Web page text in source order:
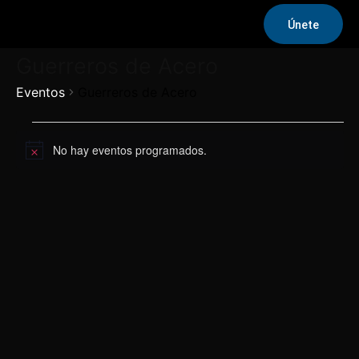
Únete
Eventos
Eventos
Aviso No hay eventos programados.